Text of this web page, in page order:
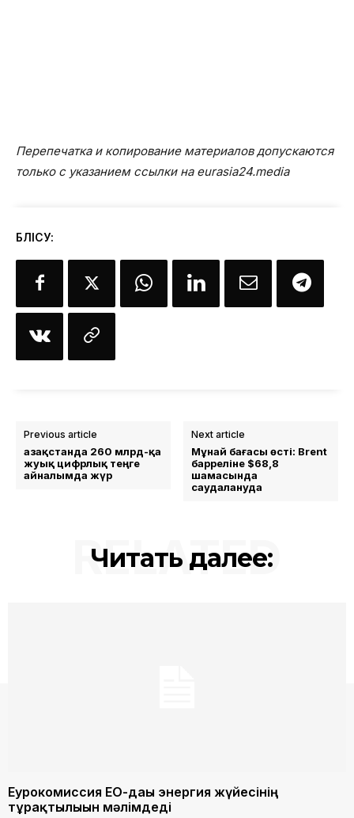
Перепечатка и копирование материалов допускаются
только с указанием ссылки на eurasia24.media
БӨЛІСУ:
Previous article
Қазақстанда 260 млрд-қа
жуық цифрлық теңге
айналымда жүр
Next article
Мұнай бағасы өсті: Brent
барреліне $68,8
шамасында
саудалануда
Читать далее:
RELATED
Еурокомиссия ЕО-дағы энергия жүйесінің
тұрақтылығын мәлімдеді